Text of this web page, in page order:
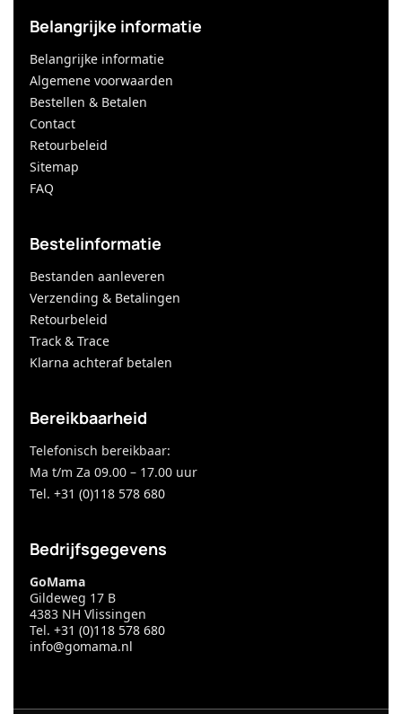
Belangrijke informatie
Belangrijke informatie
Algemene voorwaarden
Bestellen & Betalen
Contact
Retourbeleid
Sitemap
FAQ
Bestelinformatie
Bestanden aanleveren
Verzending & Betalingen
Retourbeleid
Track & Trace
Klarna achteraf betalen
Bereikbaarheid
Telefonisch bereikbaar:
Ma t/m Za 09.00 – 17.00 uur
Tel. +31 (0)118 578 680
Bedrijfsgegevens
GoMama
Gildeweg 17 B
4383 NH Vlissingen
Tel. +31 (0)118 578 680
info@gomama.nl